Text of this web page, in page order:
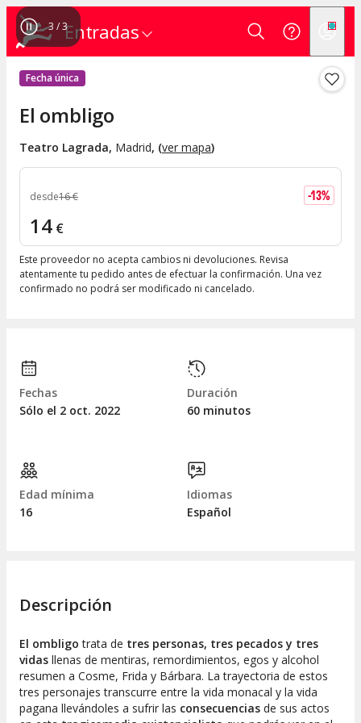
Entradas
1 /3
Fecha única
El ombligo
Teatro Lagrada, Madrid, (ver mapa)
desde16€ -13%
14 €
Este proveedor no acepta cambios ni devoluciones. Revisa
atentamente tu pedido antes de efectuar la confirmación. Una vez
confirmado no podrá ser modificado ni cancelado.
Fechas
Sólo el 2 oct. 2022
Duración
60 minutos
Edad mínima
16
Idiomas
Español
Descripción
El ombligo trata de tres personas, tres pecados y tres
vidas llenas de mentiras, remordimientos, egos y alcohol
resumen a Cosme, Frida y Bárbara. La trayectoria de estos
tres personajes transcurre entre la vida monacal y la vida
pagana llevándoles a sufrir las consecuencias de sus actos